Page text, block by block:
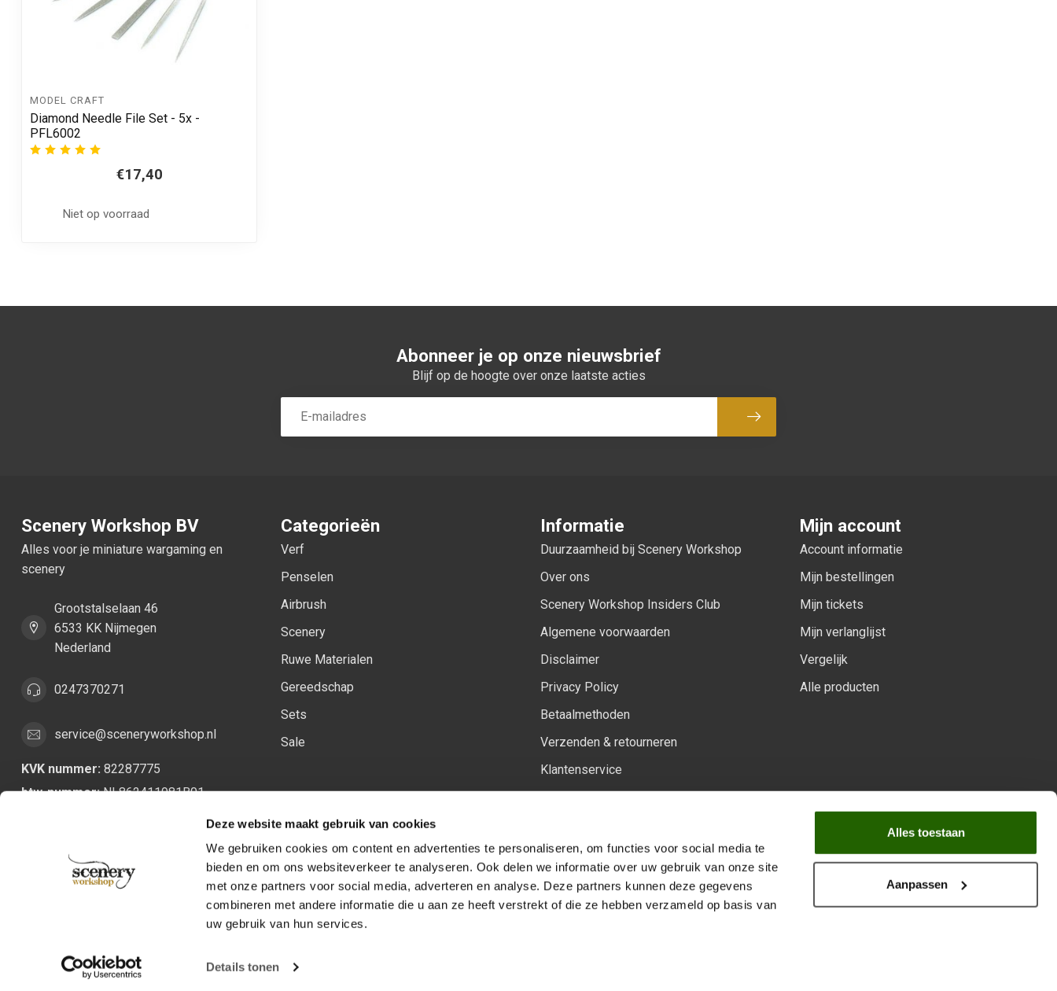
Deze website maakt gebruik van cookies
We gebruiken cookies om content en advertenties te personaliseren, om functies voor social media te
bieden en om ons websiteverkeer te analyseren. Ook delen we informatie over uw gebruik van onze site
met onze partners voor social media, adverteren en analyse. Deze partners kunnen deze gegevens
combineren met andere informatie die u aan ze heeft verstrekt of die ze hebben verzameld op basis van
uw gebruik van hun services.
Details tonen
Alles toestaan
Aanpassen
MODEL CRAFT
Diamond Needle File Set - 5x -
PFL6002
€17,40
Niet op voorraad
Abonneer je op onze nieuwsbrief
Blijf op de hoogte over onze laatste acties
Abonneer
Scenery Workshop BV
Alles voor je miniature wargaming en
scenery
Grootstalselaan 46
6533 KK Nijmegen
Nederland
0247370271
service@sceneryworkshop.nl
KVK nummer: 82287775
btw-nummer:NL862411981B01
Categorieën
Verf
Penselen
Airbrush
Scenery
Ruwe Materialen
Gereedschap
Sets
Sale
Informatie
Duurzaamheid bij Scenery Workshop
Over ons
Scenery Workshop Insiders Club
Algemene voorwaarden
Disclaimer
Privacy Policy
Betaalmethoden
Verzenden & retourneren
Klantenservice
Mijn account
Account informatie
Mijn bestellingen
Mijn tickets
Mijn verlanglijst
Vergelijk
Alle producten
Volg ons op:
Facebook
YoutubeInstagram